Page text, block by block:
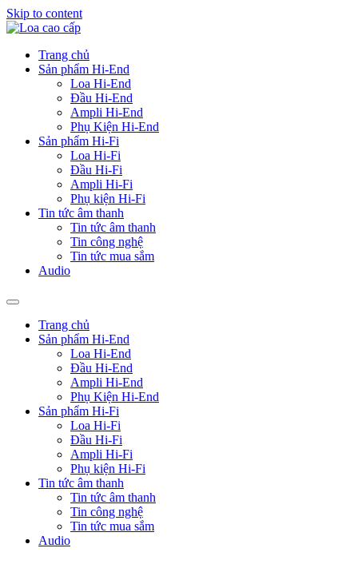
Skip to content
Trang chủ
Sản phẩm Hi-End
Loa Hi-End
Đầu Hi-End
Ampli Hi-End
Phụ Kiện Hi-End
Sản phẩm Hi-Fi
Loa Hi-Fi
Đầu Hi-Fi
Ampli Hi-Fi
Phụ kiện Hi-Fi
Tin tức âm thanh
Tin tức âm thanh
Tin công nghệ
Tin tức mua sắm
Audio
Trang chủ
Sản phẩm Hi-End
Loa Hi-End
Đầu Hi-End
Ampli Hi-End
Phụ Kiện Hi-End
Sản phẩm Hi-Fi
Loa Hi-Fi
Đầu Hi-Fi
Ampli Hi-Fi
Phụ kiện Hi-Fi
Tin tức âm thanh
Tin tức âm thanh
Tin công nghệ
Tin tức mua sắm
Audio